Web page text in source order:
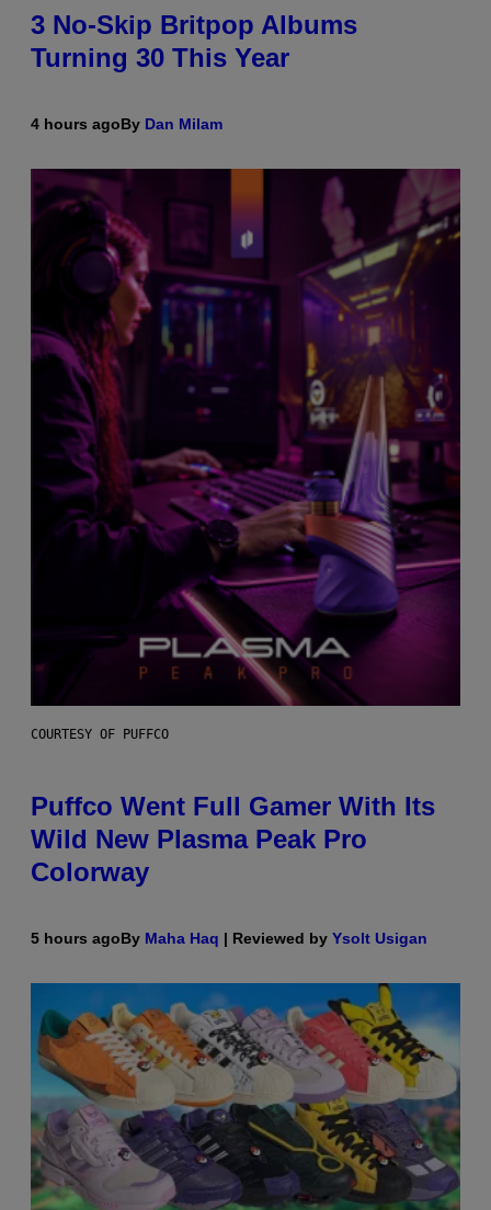
3 No-Skip Britpop Albums
Turning 30 This Year
4 hours agoBy Dan Milam
COURTESY OF PUFFCO
Puffco Went Full Gamer With Its
Wild New Plasma Peak Pro
Colorway
5 hours agoBy Maha Haq | Reviewed by Ysolt Usigan